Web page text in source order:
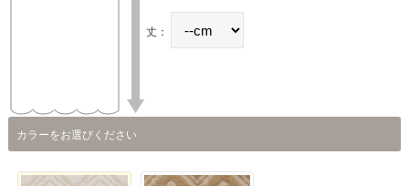
丈：
カラーをお選びください